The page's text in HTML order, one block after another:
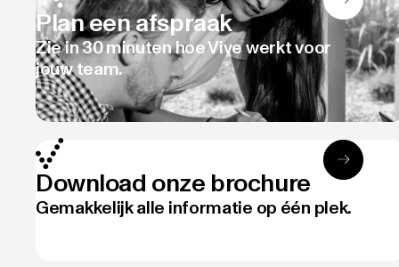
Plan een afspraak
Zie in 30 minuten hoe Vive werkt voor
jouw team.
Download onze brochure
Gemakkelijk alle informatie op één plek.